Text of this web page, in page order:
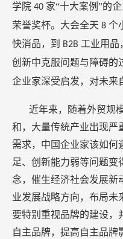
学院 40 家“十大案例”的
荣誉奖杯。大会全天 8 个
快消品，到
B2B 工业用品
创新中克服问题与障碍的
企业家深受启发，对未来
近年来，随着外贸规
和，大量传统产业出现严
需求，中国企业家该如何
足、创新能力弱等问题变
念，催生经济社会发展新
业发展战略方向，布局未
要特别重视品牌的建设，
自主品牌，提高自主品牌